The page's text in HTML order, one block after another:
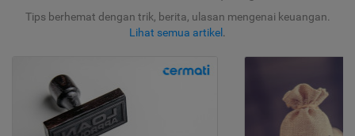
Tips berhemat dengan trik, berita, ulasan mengenai keuangan.
Lihat semua artikel .